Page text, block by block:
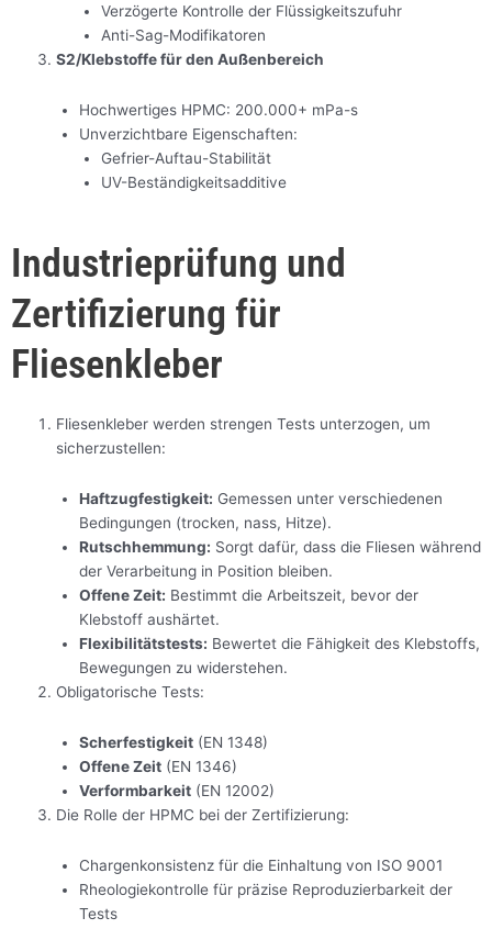
Verzögerte Kontrolle der Flüssigkeitszufuhr
Anti-Sag-Modifikatoren
S2/Klebstoffe für den Außenbereich
Hochwertiges HPMC: 200.000+ mPa-s
Unverzichtbare Eigenschaften:
Gefrier-Auftau-Stabilität
UV-Beständigkeitsadditive
Industrieprüfung und
Zertifizierung für
Fliesenkleber
Fliesenkleber werden strengen Tests unterzogen, um
sicherzustellen:
Haftzugfestigkeit: Gemessen unter verschiedenen
Bedingungen (trocken, nass, Hitze).
Rutschhemmung: Sorgt dafür, dass die Fliesen während
der Verarbeitung in Position bleiben.
Offene Zeit: Bestimmt die Arbeitszeit, bevor der
Klebstoff aushärtet.
Flexibilitätstests: Bewertet die Fähigkeit des Klebstoffs,
Bewegungen zu widerstehen.
Obligatorische Tests:
Scherfestigkeit(EN 1348)
Offene Zeit(EN 1346)
Verformbarkeit(EN 12002)
Die Rolle der HPMC bei der Zertifizierung:
Chargenkonsistenz für die Einhaltung von ISO 9001
Rheologiekontrolle für präzise Reproduzierbarkeit der
Tests